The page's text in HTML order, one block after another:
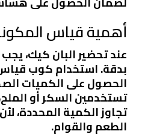
أهمية قياس
عند تحضير البان كيك،
بدقة. استخدام كوب
الحصول على الكميات
تستخدمين السكر أو
تجاوز الكمية المحددة،
الطعم والقوام.